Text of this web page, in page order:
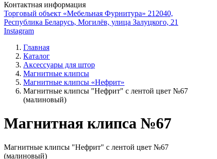
Контактная информация
Торговый объект «Мебельная Фурнитура» 212040,
Республика Беларусь, Могилёв, улица Залуцкого, 21
Instagram
Главная
Каталог
Аксессуары для штор
Магнитные клипсы
Магнитные клипсы «Нефрит»
Магнитные клипсы "Нефрит" с лентой цвет №67
(малиновый)
Магнитная клипса №67
Магнитные клипсы "Нефрит" с лентой цвет №67
(малиновый)